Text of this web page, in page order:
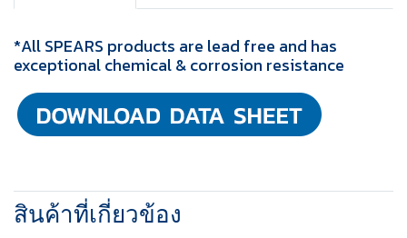
*All SPEARS products are lead free and has
exceptional chemical & corrosion resistance
สินค้าที่เกี่ยวข้อง